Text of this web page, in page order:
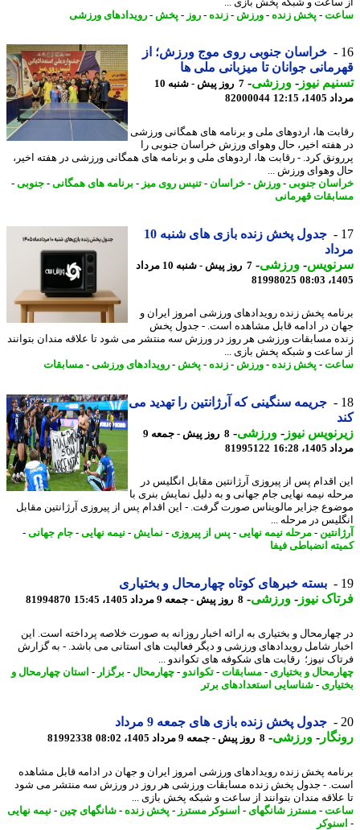
-پخش زنده -ورزش -زنده -روز- پخش-رویدادهای ورزشی
خراسان جنوبی روی موج ورزش؛ از
جوانان تا میزبانی ملی ها
نیوز-ورزشی-
7 روز پیش - شنبه 10
12:15
82000044
ها، اردوهای ملی و برنامه های همگانی ورزشی
اخیر، حال وهوای ورزش خراسان جنوبی را
کرد. - رقابت ها، اردوهای ملی و برنامه های همگانی ورزشی در هفته اخیر،
وهوای ورزش ...
جنوبی-ورزش -خراسان-تنیس روی میز-برنامه های همگانی-جنوبی-
قهرمانی
جدول پخش زنده بازی های شنبه 10
-ورزشی-
7 روز پیش - شنبه 10 مرداد
81998025
پخش زنده رویدادهای ورزشی امروز ایران و
در ادامه قابل مشاهده است. - جدول پخش
مسابقات ورزشی هر روز در ورزش سه منتشر می شود تا علاقه مندان بتوانند
و شبکه پخش بازی ...
-پخش زنده -ورزش -زنده -پخش-رویدادهای ورزشی -مسابقات
جریمه سنگینی که آرژانتین را تهدید می
نیوز-ورزشی-
8 روز پیش - جمعه 9
16:28
81995122
اقدام پس از پیروزی آرژانتین مقابل انگلیس در
نیمه نهایی جام جهانی و به دلیل نمایش بنری با
جزایر مالویناس صورت گرفت. - این اقدام پس از پیروزی آرژانتین مقابل
در مرحله ...
-مرحله نیمه نهایی-پس از پیروزی - نمایش-نیمه نهایی-جام جهانی-
انضباطی فیفا
بسته خبرهای کوتاه چهارمحال و بختیاری
نیوز-ورزشی-8 روز پیش - جمعه 9 مرداد 1405، 15:45 81994870
و بختیاری به ارائه اخبار روزانه به صورت خلاصه پرداخته است. این
شامل رویدادهای ورزشی و دیگر فعالیت های استانی می باشد. - به گزارش
نیوز؛ رقابت های شکوفه های تکواندو ...
و بختیاری- مسابقات-تکواندو-چهارمحال-برگزار - استان چهارمحال و
- شناسایی استعدادهای برتر
جدول پخش زنده بازی های جمعه 9 مرداد
-ورزشی-8 روز پیش - جمعه 9 مرداد 1405، 08:02 81992338
پخش زنده رویدادهای ورزشی امروز ایران و جهان در ادامه قابل مشاهده
- جدول پخش زنده مسابقات ورزشی هر روز در ورزش سه منتشر می شود
مندان بتوانند از ساعت و شبکه پخش بازی ...
-مسترز شانگهای-اسنوکر مسترز-پخش زنده -شانگهای چین -نیمه نهایی